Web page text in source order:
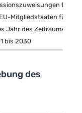
für
Mitgliedstaaten für
Jahr des Zeitraums
bis 2030
des